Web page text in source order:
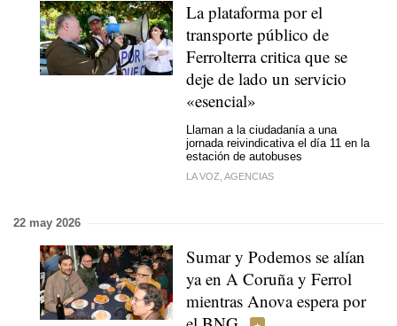
La plataforma por el
transporte público de
Ferrolterra critica que se
deje de lado un servicio
«esencial»
Llaman a la ciudadanía a una
jornada reivindicativa el día 11 en la
estación de autobuses
LA VOZ, AGENCIAS
22 may 2026
Sumar y Podemos se alían
ya en A Coruña y Ferrol
mientras Anova espera por